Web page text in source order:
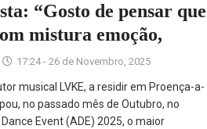
“Gosto de pensar que
mistura emoção,
17:24 - 26 de Novembro, 2025
musical LVKE, a residir em Proença-a-
no passado mês de Outubro, no
Event (ADE) 2025, o maior